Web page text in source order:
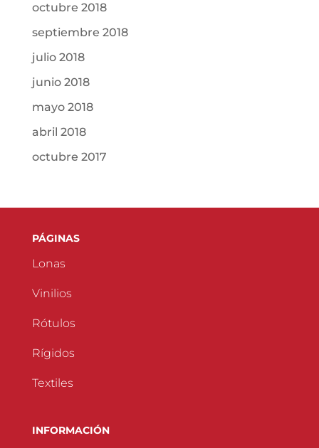
octubre 2018
septiembre 2018
julio 2018
junio 2018
mayo 2018
abril 2018
octubre 2017
PÁGINAS
Lonas
Vinilios
Rótulos
Rígidos
Textiles
INFORMACIÓN